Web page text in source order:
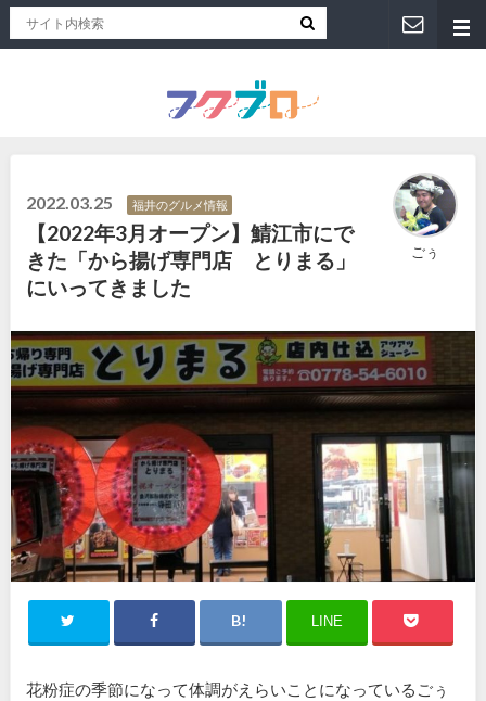
2022.03.25 福井のグルメ情報
【2022年3月オープン】鯖江市にで
きた「から揚げ専門店 とりまる」
にいってきました
ごぅ
LINE
花粉症の季節になって体調がえらいことになっているごぅ